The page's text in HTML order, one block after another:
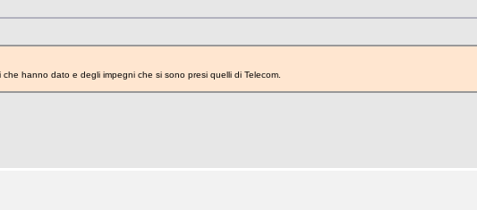
hanno dato e degli impegni che si sono presi quelli di Telecom.